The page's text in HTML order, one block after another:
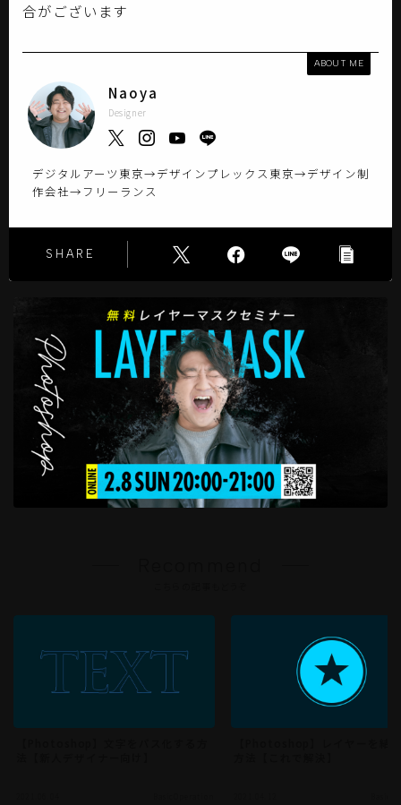
合がございます
ABOUT ME
Naoya
Designer
デジタルアーツ東京→デザインプレックス東京→デザイン制
作会社→フリーランス
SHARE